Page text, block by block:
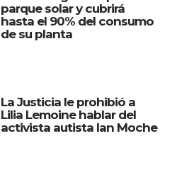
parque solar y cubrirá
hasta el 90% del consumo
de su planta
La Justicia le prohibió a
Lilia Lemoine hablar del
activista autista Ian Moche